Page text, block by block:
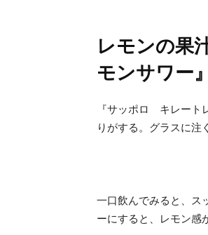
レモンの果
モンサワー』
『サッポロ キレート
りがする。グラスに注
一口飲んでみると、ス
ーにすると、レモン感